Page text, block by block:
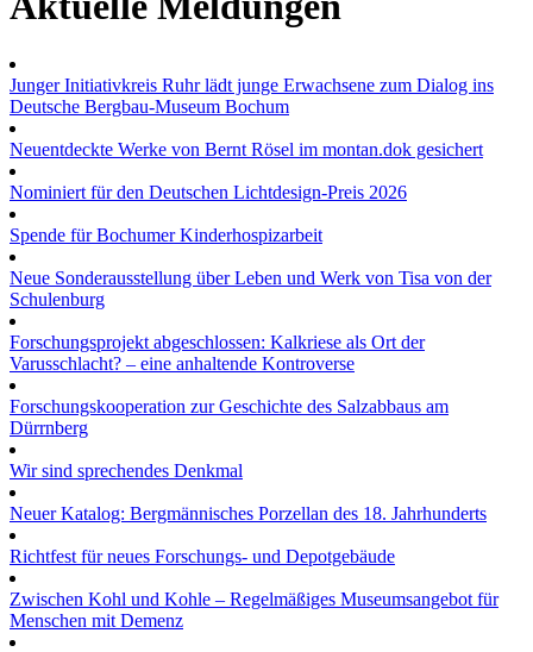
Junger Initiativkreis Ruhr lädt junge Erwachsene zum Dialog ins
Deutsche Bergbau-Museum Bochum
Neuentdeckte Werke von Bernt Rösel im montan.dok gesichert
Nominiert für den Deutschen Lichtdesign-Preis 2026
Spende für Bochumer Kinderhospizarbeit
Neue Sonderausstellung über Leben und Werk von Tisa von der
Schulenburg
Forschungsprojekt abgeschlossen: Kalkriese als Ort der
Varusschlacht? – eine anhaltende Kontroverse
Forschungskooperation zur Geschichte des Salzabbaus am
Dürrnberg
Wir sind sprechendes Denkmal
Neuer Katalog: Bergmännisches Porzellan des 18. Jahrhunderts
Richtfest für neues Forschungs- und Depotgebäude
Zwischen Kohl und Kohle – Regelmäßiges Museumsangebot für
Menschen mit Demenz